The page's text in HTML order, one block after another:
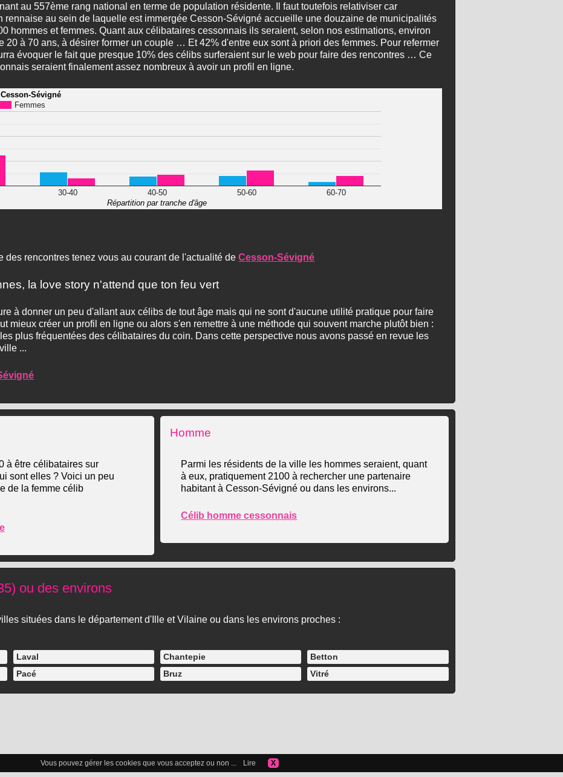
au 557ème rang national en terme de population résidente. Il faut toutefois relativiser car
rennaise au sein de laquelle est immergée Cesson-Sévigné accueille une douzaine de municipalités
hommes et femmes. Quant aux célibataires cessonnais ils seraient, selon nos estimations, environ
20 à 70 ans, à désirer former un couple … Et 42% d'entre eux sont à priori des femmes. Pour refermer
évoquer le fait que presque 10% des célibs surferaient sur le web pour faire des rencontres … Ce
seraient finalement assez nombreux à avoir un profil en ligne.
Sévigné
Femmes
30-40 40-50 50-60 60-70
Répartition par tranche d'âge
des rencontres tenez vous au courant de l'actualité deCesson-Sévigné
la love story n'attend que ton feu vert
à donner un peu d'allant aux célibs de tout âge mais qui ne sont d'aucune utilité pratique pour faire
mieux créer un profil en ligne ou alors s'en remettre à une méthode qui souvent marche plutôt bien :
plus fréquentées des célibataires du coin. Dans cette perspective nous avons passé en revue les
...
à être célibataires sur
sont elles ? Voici un peu
de la femme célib
Homme
Parmi les résidents de la ville les hommes seraient, quant
à eux, pratiquement 2100 à rechercher une partenaire
habitant à Cesson-Sévigné ou dans les environs...
Célib homme cessonnais
ou des environs
situées dans le département d'Ille et Vilaine ou dans les environs proches :
Laval Chantepie
Betton
Pacé Bruz Vitré
Vous pouvez gérer les cookies que vous acceptez ou non ... Lire X